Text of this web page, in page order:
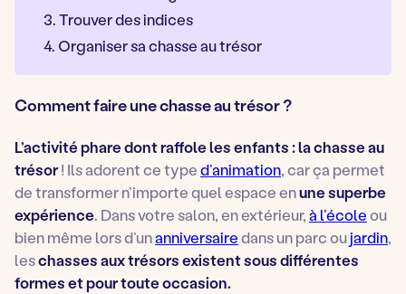
3. Trouver des indices
4. Organiser sa chasse au trésor
Comment faire une chasse au trésor ?
L’activité phare dont raffole les enfants : la chasse au
trésor! Ils adorent ce typed’animation, car ça permet
de transformer n’importe quel espace enune superbe
expérience. Dans votre salon, en extérieur,à l’écoleou
bien même lors d’unanniversairedans un parc oujardin,
leschasses aux trésors existent sous différentes
formes et pour toute occasion.